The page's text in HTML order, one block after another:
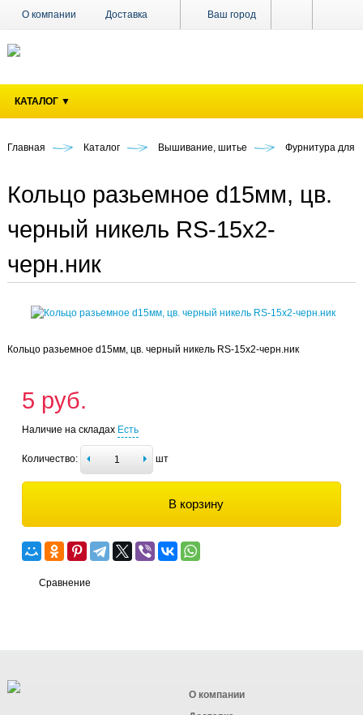
Ваш город
О компании Доставка
Акции
КАТАЛОГ ▼
Главная Каталог Вышивание, шитье Фурнитура для
Кольцо разьемное d15мм, цв.
черный никель RS-15х2-
черн.ник
Кольцо разьемное d15мм, цв. черный никель RS-15х2-черн.ник
5 руб.
Наличие на складах Есть
Количество: шт
В корзину
Сравнение
О компании